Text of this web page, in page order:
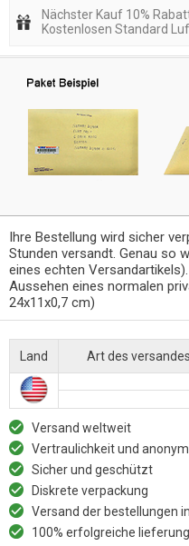
Nächster Kauf 10%
Kostenlosen Standard
Ihre Bestellung wird sicher
Stunden versandt. Genau so
eines echten
Aussehen eines normalen
24x11x0,7 cm)
Land Art des versandes
Versand weltweit
Vertraulichkeit und
Sicher und geschützt
Diskrete verpackung
Versand der bestellungen
100% erfolgreiche lieferung